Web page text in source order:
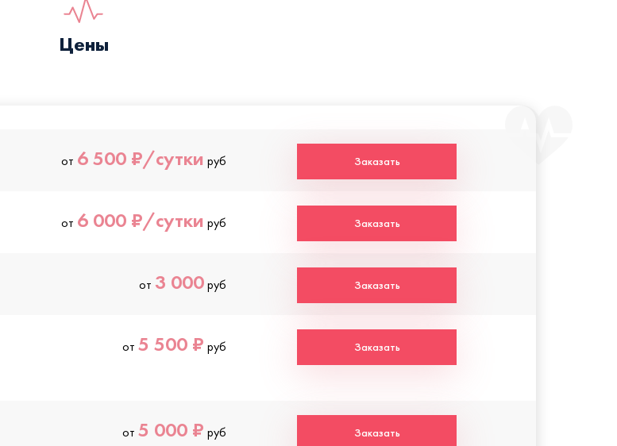
Цены
от 6 500 ₽/сутки руб Заказать
от 6 000 ₽/сутки руб Заказать
от 3 000руб Заказать
от 5 500 ₽ руб Заказать
от 5 000 ₽ руб Заказать